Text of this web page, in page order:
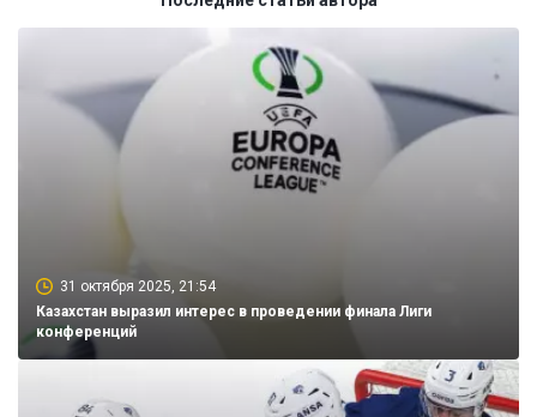
31 октября 2025, 21:54
Казахстан выразил интерес в проведении финала Лиги
конференций